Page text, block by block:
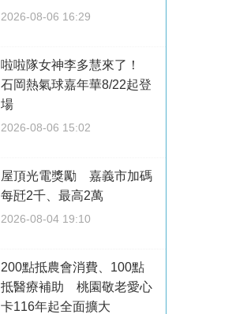
2026-08-06 16:29
啦啦隊女神李多慧來了！
石岡熱氣球嘉年華8/22起登
場
2026-08-06 15:02
屋頂光電獎勵 嘉義市加碼
每瓩2千、最高2萬
2026-08-04 19:10
200點抵農會消費、100點
抵醫療補助 桃園敬老愛心
卡116年起全面擴大